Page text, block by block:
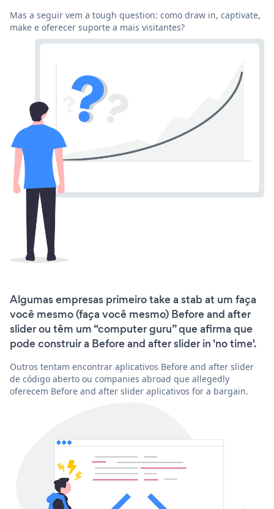
Mas a seguir vem a tough question: como draw in, captivate,
make e oferecer suporte a mais visitantes?
Algumas empresas primeiro take a stab at um faça
você mesmo (faça você mesmo) Before and after
slider ou têm um “computer guru” que afirma que
pode construir a Before and after slider in 'no time'.
Outros tentam encontrar aplicativos Before and after slider
de código aberto ou companies abroad que allegedly
oferecem Before and after slider aplicativos for a bargain.